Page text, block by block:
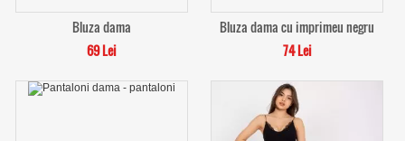
Bluza dama
69 Lei
Bluza dama cu imprimeu negru
74 Lei